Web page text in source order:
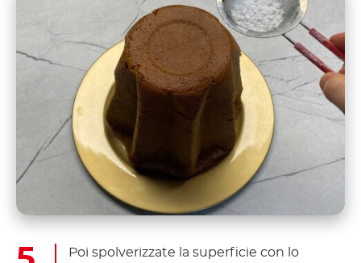
Poi spolverizzate la superficie con lo